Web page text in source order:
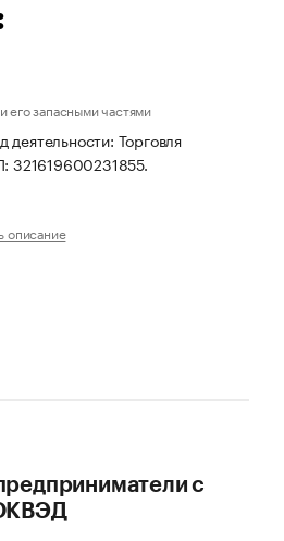
его запасными частями
Торговля
321619600231855.
описание
с